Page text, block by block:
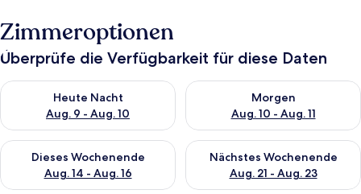
Zimmeroptionen
Überprüfe die Verfügbarkeit für diese Daten
Heute Nacht
Aug. 9 - Aug. 10
Überprüfe die Verfügbarkeit für heute Nacht, Aug. 9 - Aug.
Morgen
Aug. 10 - Aug. 11
Überprüfe die Verfügbarkeit
Dieses Wochenende
Aug. 14 - Aug. 16
Überprüfe die Verfügbarkeit für dieses Wochenende, Aug. 14
Nächstes Wochenende
Aug. 21 - Aug. 23
Überprüfe die Verfügbarkeit